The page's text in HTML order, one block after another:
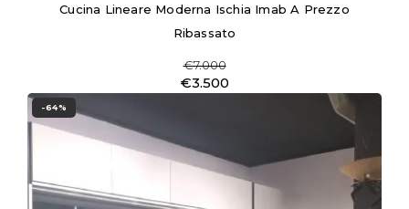
Cucina Lineare Moderna Ischia Imab A Prezzo
Ribassato
€7.000
€3.500
-64%